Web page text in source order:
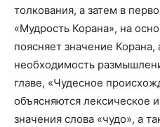
толкования, а затем в
«Мудрость Корана», на
поясняет значение
необходимость
главе, «Чудесное
объясняются лексическое
значения слова «чудо», а